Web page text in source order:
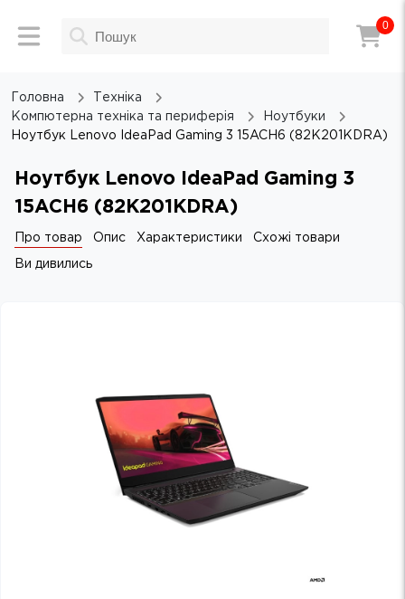
0
Головна
Техніка
Компютерна техніка та периферія
Ноутбуки
Ноутбук Lenovo IdeaPad Gaming 3 15ACH6 (82K201KDRA)
Ноутбук Lenovo IdeaPad Gaming 3
15ACH6 (82K201KDRA)
Про товар Опис Характеристики Схожі товари
Ви дивились